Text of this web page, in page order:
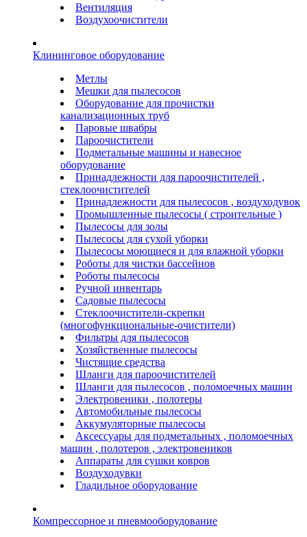
Вентиляция
Воздухоочистители
Клининговое оборудование
Метлы
Мешки для пылесосов
Оборудование для прочистки
канализационных труб
Паровые швабры
Пароочистители
Подметальные машины и навесное
оборудование
Принадлежности для пароочистителей ,
стеклоочистителей
Принадлежности для пылесосов , воздуходувок
Промышленные пылесосы ( строительные )
Пылесосы для золы
Пылесосы для сухой уборки
Пылесосы моющиеся и для влажной уборки
Роботы для чистки бассейнов
Роботы пылесосы
Ручной инвентарь
Садовые пылесосы
Стеклоочистители-скрепки
(многофункциональные-очистители)
Фильтры для пылесосов
Хозяйственные пылесосы
Чистящие средства
Шланги для пароочистителей
Шланги для пылесосов , поломоечных машин
Электровеники , полотеры
Автомобильные пылесосы
Аккумуляторные пылесосы
Аксессуары для подметальных , поломоечных
машин , полотеров , электровеников
Аппараты для сушки ковров
Воздуходувки
Гладильное оборудование
Компрессорное и пневмооборудование